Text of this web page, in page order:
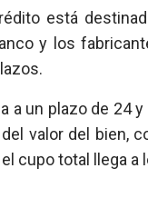
está
y los
a un plazo de 24
valor del bien,
cupo total llega a